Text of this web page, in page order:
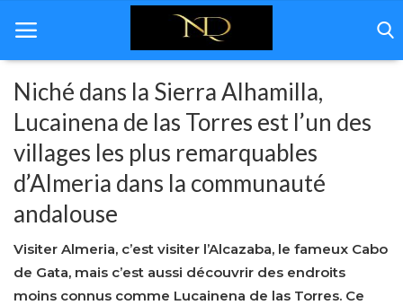
Home
Andalousie
Immobilière
Rénovation
Décoration
Niché dans la Sierra Alhamilla,
Lucainena de las Torres est l’un des
villages les plus remarquables
d’Almeria dans la communauté
andalouse
Visiter Almeria, c’est visiter l’Alcazaba, le fameux Cabo
de Gata, mais c’est aussi découvrir des endroits
moins connus comme Lucainena de las Torres. Ce